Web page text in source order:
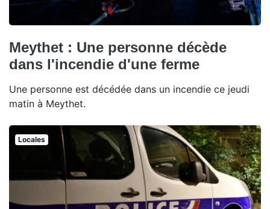
Meythet : Une personne décède
dans l'incendie d'une ferme
Une personne est décédée dans un incendie ce jeudi
matin à Meythet.
Locales